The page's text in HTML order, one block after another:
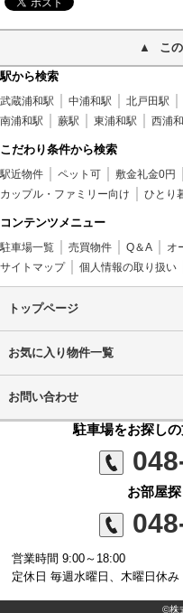
こ
駅から検索
武蔵浦和駅 中浦和駅 北戸田駅
南浦和駅
蕨駅 東浦和駅 西浦
こだわり条件から検索
駅近物件 ペット可 敷金礼金0円
カップル・ファミリー向け
ひとり
コンテンツメニュー
駐車場一覧 売買物件 Q＆A オ
サイトマップ
個人情報の取り扱い
トップページ
お気に入り物件一覧
お問い合わせ
駐車場をお探し
お部屋
営業時間 9:00～18:00
定休日 毎週水曜日、木曜日休み
©株